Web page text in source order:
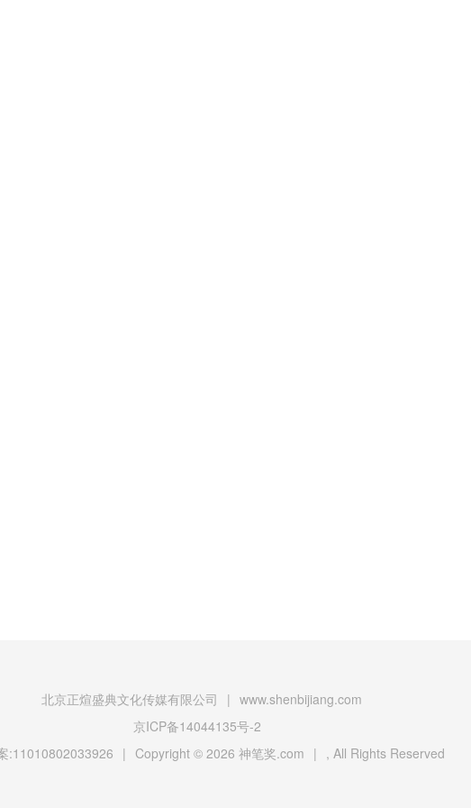
北京正煊盛典文化传媒有限公司 | www.shenbijiang.com
京ICP备14044135号-2
:11010802033926 | Copyright © 2026 神笔奖.com | , All Rights Reserved